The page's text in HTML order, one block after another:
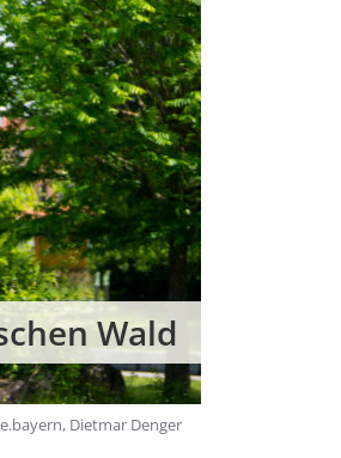
Wald
Dietmar Denger